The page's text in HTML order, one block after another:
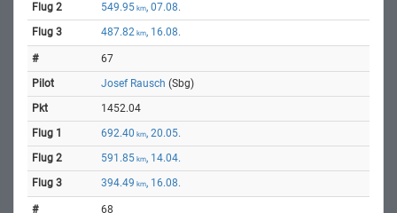
549.95 km, 07.08.
487.82 km, 16.08.
67
Josef Rausch (Sbg)
1452.04
692.40 km, 20.05.
591.85 km, 14.04.
394.49 km, 16.08.
68